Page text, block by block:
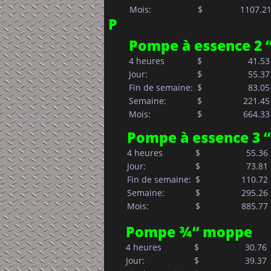
Mois:
$
P
Pompe à essence 2
4 heures $
  41.53
Jour:
$
  55.37
Fin de semaine: $
  83.05
Semaine:
$
221.45
Mois:
$ 664.33
Pompe à essence 3 “
4 heures $
  55.36
Jour:
$
  73.81
Fin de semaine: $
110.72
Semaine:
$
295.26
Mois:
$ 885.77
Pompe ¾“ moppe
4 heures $
  30.76
Jour:
$
  39.37